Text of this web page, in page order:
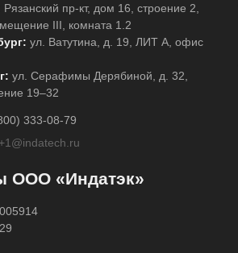
Рязанский пр-кт, дом 16, строение 2,
III, комната 1.2
ул. Ватутина, д. 19, ЛИТ А, офис
ул. Серафимы Дерябиной, д. 32,
19–32
333-08-79
ООО «Индатэк»